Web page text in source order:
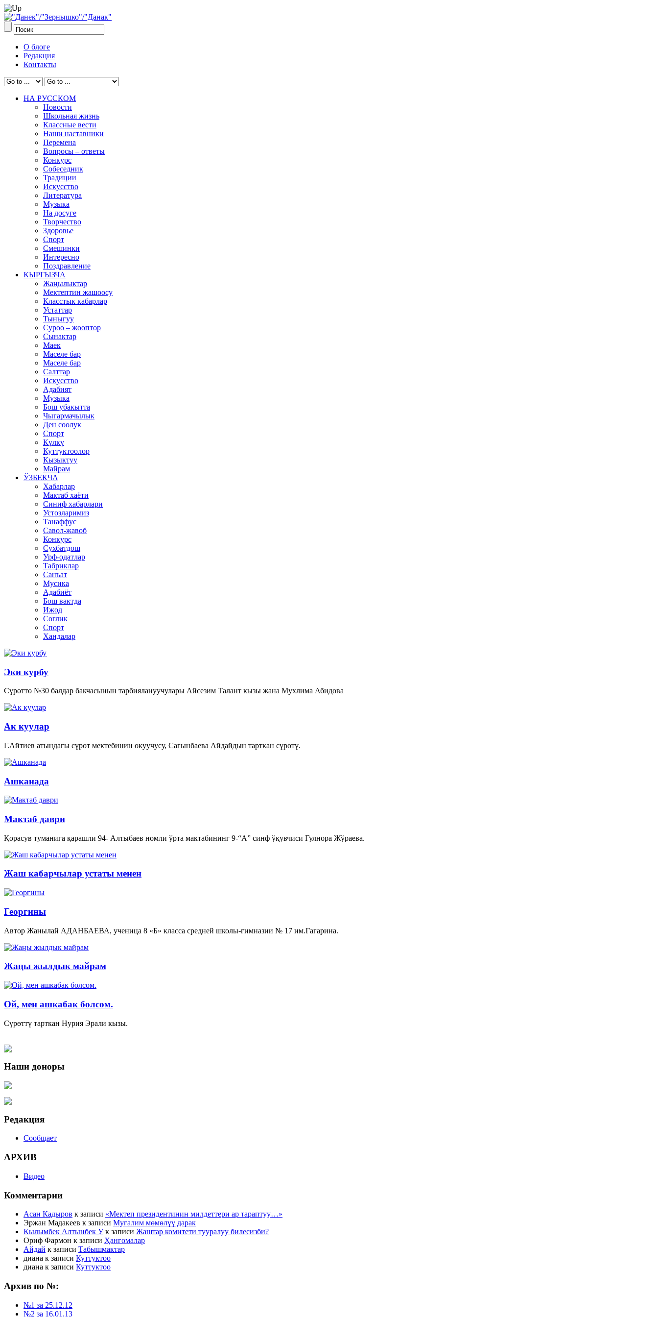
О блоге
Редакция
Контакты
НА РУССКОМ
Новости
Школьная жизнь
Классные вести
Наши наставники
Перемена
Вопросы – ответы
Конкурс
Собеседник
Традиции
Искусство
Литература
Музыка
На досуге
Творчество
Здоровье
Спорт
Смешинки
Интересно
Поздравление
КЫРГЫЗЧА
Жаңылыктар
Мектептин жашоосу
Класстык кабарлар
Устаттар
Тыныгуу
Суроо – жооптор
Сынактар
Маек
Маселе бар
Маселе бар
Салттар
Искусство
Адабият
Музыка
Бош убакытта
Чыгармачылык
Ден соолук
Спорт
Күлкү
Куттуктоолор
Кызыктуу
Майрам
ЎЗБЕКЧА
Хабарлар
Мактаб хаёти
Синиф хабарлари
Устозларимиз
Танаффус
Савол-жавоб
Конкурс
Сухбатдош
Урф-одатлар
Табриклар
Санъат
Мусика
Адабиёт
Бош вактда
Ижод
Соглик
Спорт
Хандалар
Эки курбу
Сүрөттө №30 балдар бакчасынын тарбиялануучулары Айсезим Талант кызы жана Мухлима Абидова
Ак куулар
Г.Айтиев атындагы сүрөт мектебинин окуучусу, Сагынбаева Айдайдын тарткан сүрөтү.
Ашканада
Мактаб даври
Қорасув туманига қарашли 94- Алтыбаев номли ўрта мактабининг 9-“А” синф ўқувчиси Гулнора Жўраева.
Жаш кабарчылар устаты менен
Георгины
Автор Жанылай АДАНБАЕВА, ученица 8 «Б» класса средней школы-гимназии № 17 им.Гагарина.
Жаңы жылдык майрам
Ой, мен ашкабак болсом.
Сүрөттү тарткан Нурия Эрали кызы.
Наши доноры
Редакция
Сообщает
АРХИВ
Видео
Комментарии
Асан Кадыров к записи «Мектеп президентинин милдеттери ар тараптуу…»
Эржан Мадакеев к записи Мугалим мѳмѳлүү дарак
Кылымбек Алтынбек Ук записи Жаштар комитети тууралуу билесизби?
Ориф Фармон к записи Ҳангомалар
Айдай к записи Табышмактар
диана к записи Куттуктоо
диана к записи Куттуктоо
Архив по №:
№1 за 25.12.12
№2 за 16.01.13